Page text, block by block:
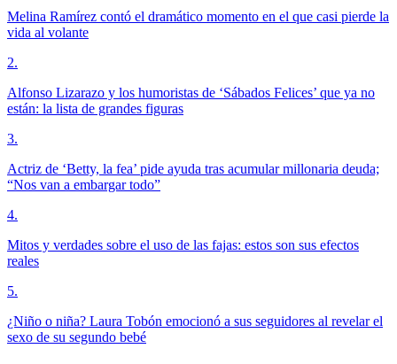
Melina Ramírez contó el dramático momento en el que casi pierde la
vida al volante
2.
Alfonso Lizarazo y los humoristas de ‘Sábados Felices’ que ya no
están: la lista de grandes figuras
3.
Actriz de ‘Betty, la fea’ pide ayuda tras acumular millonaria deuda;
“Nos van a embargar todo”
4.
Mitos y verdades sobre el uso de las fajas: estos son sus efectos
reales
5.
¿Niño o niña? Laura Tobón emocionó a sus seguidores al revelar el
sexo de su segundo bebé